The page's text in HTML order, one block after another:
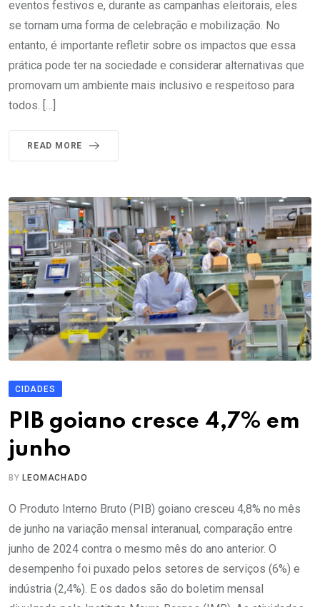
eventos festivos e, durante as campanhas eleitorais, eles
se tornam uma forma de celebração e mobilização. No
entanto, é importante refletir sobre os impactos que essa
prática pode ter na sociedade e considerar alternativas que
promovam um ambiente mais inclusivo e respeitoso para
todos. […]
READ MORE
CIDADES
PIB goiano cresce 4,7% em
junho
BY LEOMACHADO
O Produto Interno Bruto (PIB) goiano cresceu 4,8% no mês
de junho na variação mensal interanual, comparação entre
junho de 2024 contra o mesmo mês do ano anterior. O
desempenho foi puxado pelos setores de serviços (6%) e
indústria (2,4%). E os dados são do boletim mensal